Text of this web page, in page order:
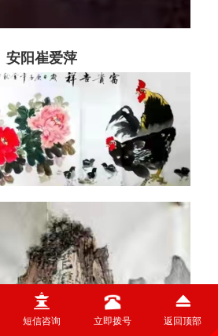
安阳崔爱萍
短信咨询 立即拨号 返回顶部